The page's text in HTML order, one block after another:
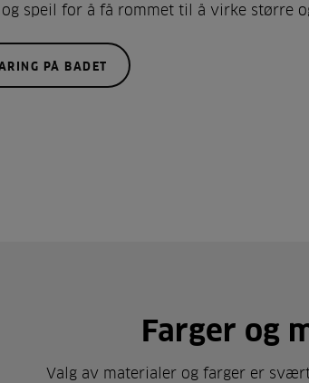
speil for å få rommet til å virke større
PÅ BADET
Farger og
Valg av materialer og farger er